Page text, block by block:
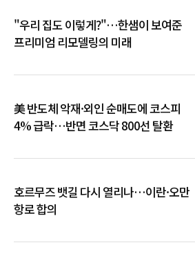
"우리 집도 이렇게?"…한샘이 보여준
프리미엄 리모델링의 미래
美 반도체 악재·외인 순매도에 코스피
4% 급락…반면 코스닥 800선 탈환
호르무즈 뱃길 다시 열리나…이란·오만
항로 합의